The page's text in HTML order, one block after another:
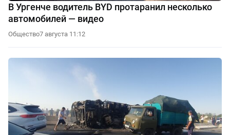
В Ургенче водитель BYD протаранил несколько
автомобилей — видео
Общество7 августа 11:12